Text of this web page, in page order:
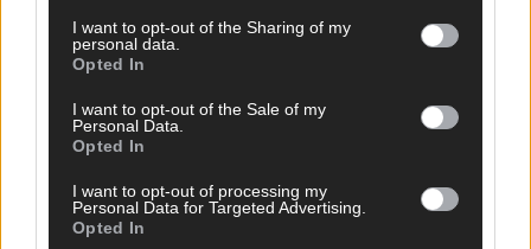
I want to opt-out of the Sharing of my
personal data.
Opted In
I want to opt-out of the Sale of my
Personal Data.
Opted In
I want to opt-out of processing my
Personal Data for Targeted Advertising.
Opted In
Politik & Co
Tipps & Tricks
Brainpower